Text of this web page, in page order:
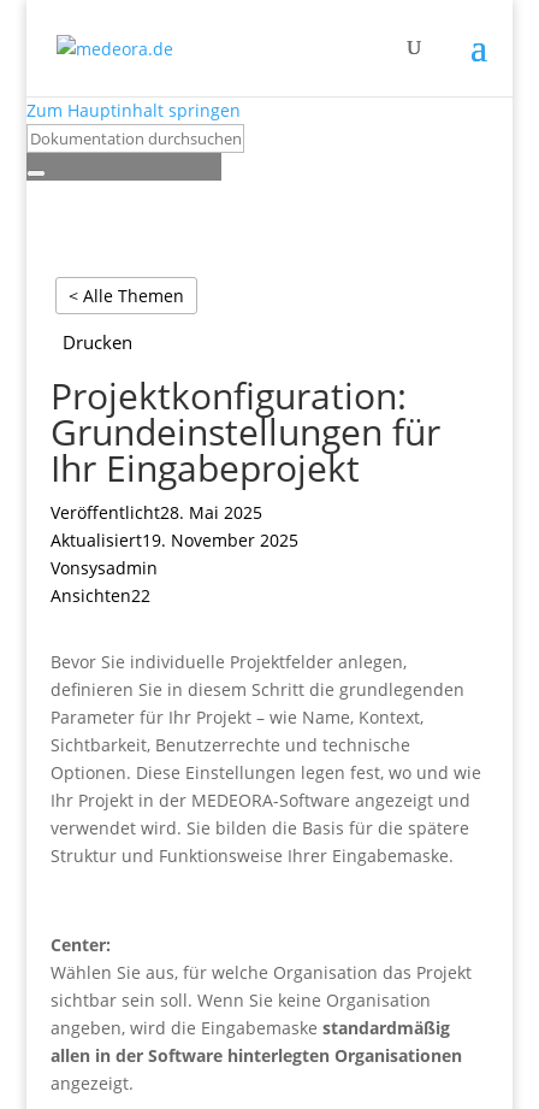
Zum Hauptinhalt springen
< Alle Themen
Drucken
Projektkonfiguration:
Grundeinstellungen für
Ihr Eingabeprojekt
Veröffentlicht28. Mai 2025
Aktualisiert19. November 2025
Vonsysadmin
Ansichten22
Bevor Sie individuelle Projektfelder anlegen,
definieren Sie in diesem Schritt die grundlegenden
Parameter für Ihr Projekt – wie Name, Kontext,
Sichtbarkeit, Benutzerrechte und technische
Optionen. Diese Einstellungen legen fest, wo und wie
Ihr Projekt in der MEDEORA-Software angezeigt und
verwendet wird. Sie bilden die Basis für die spätere
Struktur und Funktionsweise Ihrer Eingabemaske.
Center:
Wählen Sie aus, für welche Organisation das Projekt
sichtbar sein soll. Wenn Sie keine Organisation
angeben, wird die Eingabemaskestandardmäßig
allen in der Software hinterlegten Organisationen
angezeigt.